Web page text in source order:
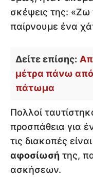
σκέψεις της: «Ζω
παίρνουμε ένα
Δείτε επίσης:
μέτρα πάνω
πάτωμα
Πολλοί
προσπάθεια για
τις διακοπές
αφοσίωσή της,
ασκήσεων.